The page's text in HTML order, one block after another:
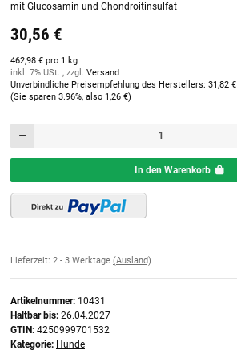
mit Glucosamin und Chondroitinsulfat
30,56 €
462,98 € pro 1 kg
inkl. 7% USt. , zzgl. Versand
Unverbindliche Preisempfehlung des Herstellers: 31,82 €
(Sie sparen 3.96%, also 1,26 €)
In den Warenkorb
Lieferzeit: 2 - 3 Werktage (Ausland)
Artikelnummer: 10431
Haltbar bis: 26.04.2027
GTIN: 4250999701532
Kategorie: Hunde